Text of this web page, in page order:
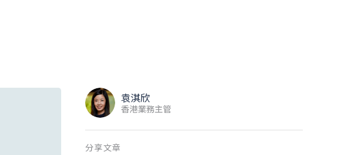
袁淇欣
香港業務主管
分享文章